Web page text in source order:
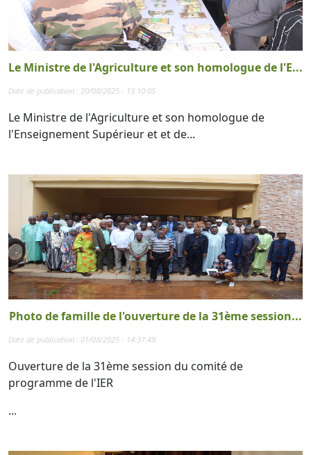
Le Ministre de l'Agriculture et son homologue de l'E...
Date de publication : 20/08/2025 - 13:10:05
Le Ministre de l'Agriculture et son homologue de
l'Enseignement Supérieur et et de...
Photo de famille de l'ouverture de la 31ème session...
Date de publication : 01/08/2025 - 14:37:49
Ouverture de la 31ème session du comité de
programme de l'IER
...